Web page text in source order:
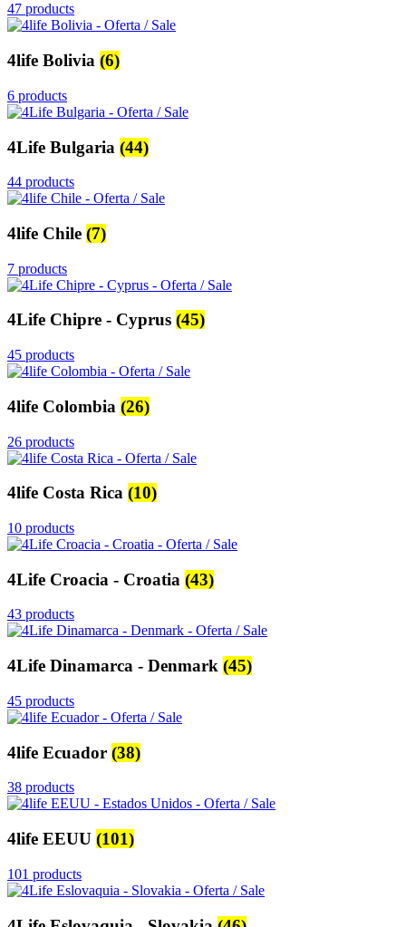
47 products
4life Bolivia (6)
6 products
4Life Bulgaria (44)
44 products
4life Chile (7)
7 products
4Life Chipre - Cyprus (45)
45 products
4life Colombia (26)
26 products
4life Costa Rica (10)
10 products
4Life Croacia - Croatia (43)
43 products
4Life Dinamarca - Denmark (45)
45 products
4life Ecuador (38)
38 products
4life EEUU (101)
101 products